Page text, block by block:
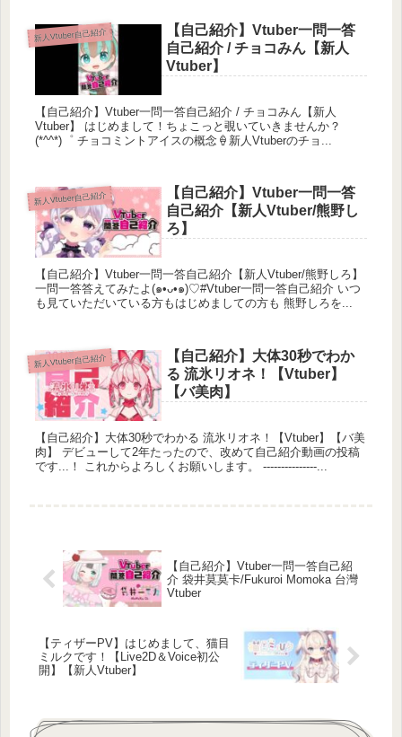
新人Vtuber自己紹介
【自己紹介】Vtuber一問一答
自己紹介 / チョコみん【新人
Vtuber】
【自己紹介】Vtuber一問一答自己紹介 / チョコみん【新人
Vtuber】 はじめまして！ちょこっと覗いていきませんか？
(*^^*)゜ チョコミントアイスの概念🍦新人Vtuberのチョ...
新人Vtuber自己紹介
【自己紹介】Vtuber一問一答
自己紹介【新人Vtuber/熊野し
ろ】
【自己紹介】Vtuber一問一答自己紹介【新人Vtuber/熊野しろ】
一問一答答えてみたよ(๑•ᴗ•๑)♡#Vtuber一問一答自己紹介 いつ
も見ていただいている方もはじめましての方も 熊野しろを...
新人Vtuber自己紹介
【自己紹介】大体30秒でわか
る 流氷リオネ！【Vtuber】
【バ美肉】
【自己紹介】大体30秒でわかる 流氷リオネ！【Vtuber】【バ美
肉】 デビューして2年たったので、改めて自己紹介動画の投稿
です...！ これからよろしくお願いします。 ---------------...
【自己紹介】Vtuber一問一答自己紹
介 袋井莫莫卡/Fukuroi Momoka 台灣
Vtuber
【ティザーPV】はじめまして、猫目
ミルクです！【Live2D＆Voice初公
開】【新人Vtuber】